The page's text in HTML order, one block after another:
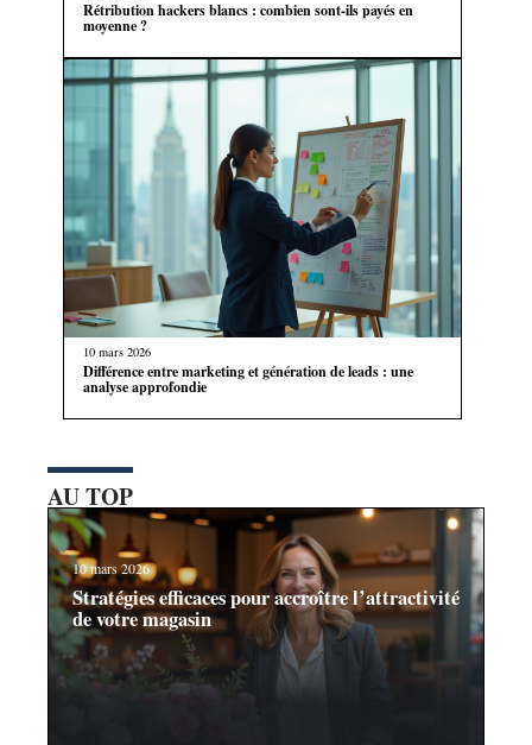
Rétribution hackers blancs : combien sont-ils payés en
moyenne ?
10 mars 2026
Différence entre marketing et génération de leads : une
analyse approfondie
AU TOP
10 mars 2026
Stratégies efficaces pour accroître l’attractivité
de votre magasin